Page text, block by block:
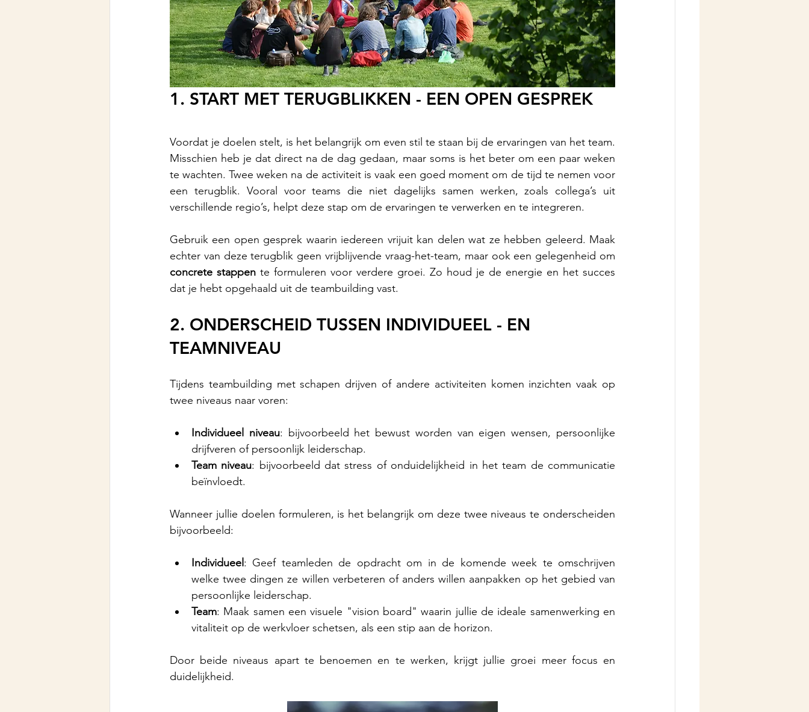
1. START MET TERUGBLIKKEN - EEN OPEN GESPREK
Voordat je doelen stelt, is het belangrijk om even stil te staan bij de ervaringen van het team.
Misschien heb je dat direct na de dag gedaan, maar soms is het beter om een paar weken
te wachten. Twee weken na de activiteit is vaak een goed moment om de tijd te nemen voor
een terugblik. Vooral voor teams die niet dagelijks samen werken, zoals collega’s uit
verschillende regio’s, helpt deze stap om de ervaringen te verwerken en te integreren.
Gebruik een open gesprek waarin iedereen vrijuit kan delen wat ze hebben geleerd. Maak
concrete stappen te formuleren voor verdere groei. Zo houd je de energie en het succes
dat je hebt opgehaald uit de teambuilding vast.
2. ONDERSCHEID TUSSEN INDIVIDUEEL - EN
TEAMNIVEAU
Tijdens teambuilding met schapen drijven of andere activiteiten komen inzichten vaak op
twee niveaus naar voren:
Individueel niveau: bijvoorbeeld het bewust worden van eigen wensen, persoonlijke
drijfveren of persoonlijk leiderschap.
Team niveau: bijvoorbeeld dat stress of onduidelijkheid in het team de communicatie
beïnvloedt.
Wanneer jullie doelen formuleren, is het belangrijk om deze twee niveaus te onderscheiden
bijvoorbeeld:
Individueel : Geef teamleden de opdracht om in de komende week te omschrijven
welke twee dingen ze willen verbeteren of anders willen aanpakken op het gebied van
persoonlijke leiderschap.
Team: Maak samen een visuele "vision board" waarin jullie de ideale samenwerking en
vitaliteit op de werkvloer schetsen, als een stip aan de horizon.
Door beide niveaus apart te benoemen en te werken, krijgt jullie groei meer focus en
duidelijkheid.